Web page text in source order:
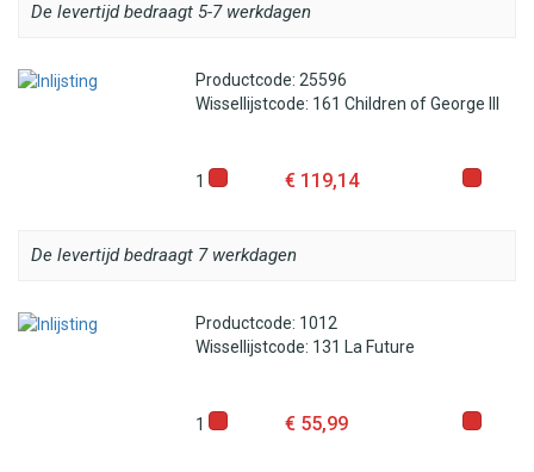
De levertijd bedraagt 5-7 werkdagen
Productcode: 25596
Wissellijstcode: 161 Children of George III
1 € 119,14
De levertijd bedraagt 7 werkdagen
Productcode: 1012
Wissellijstcode: 131 La Future
1 € 55,99